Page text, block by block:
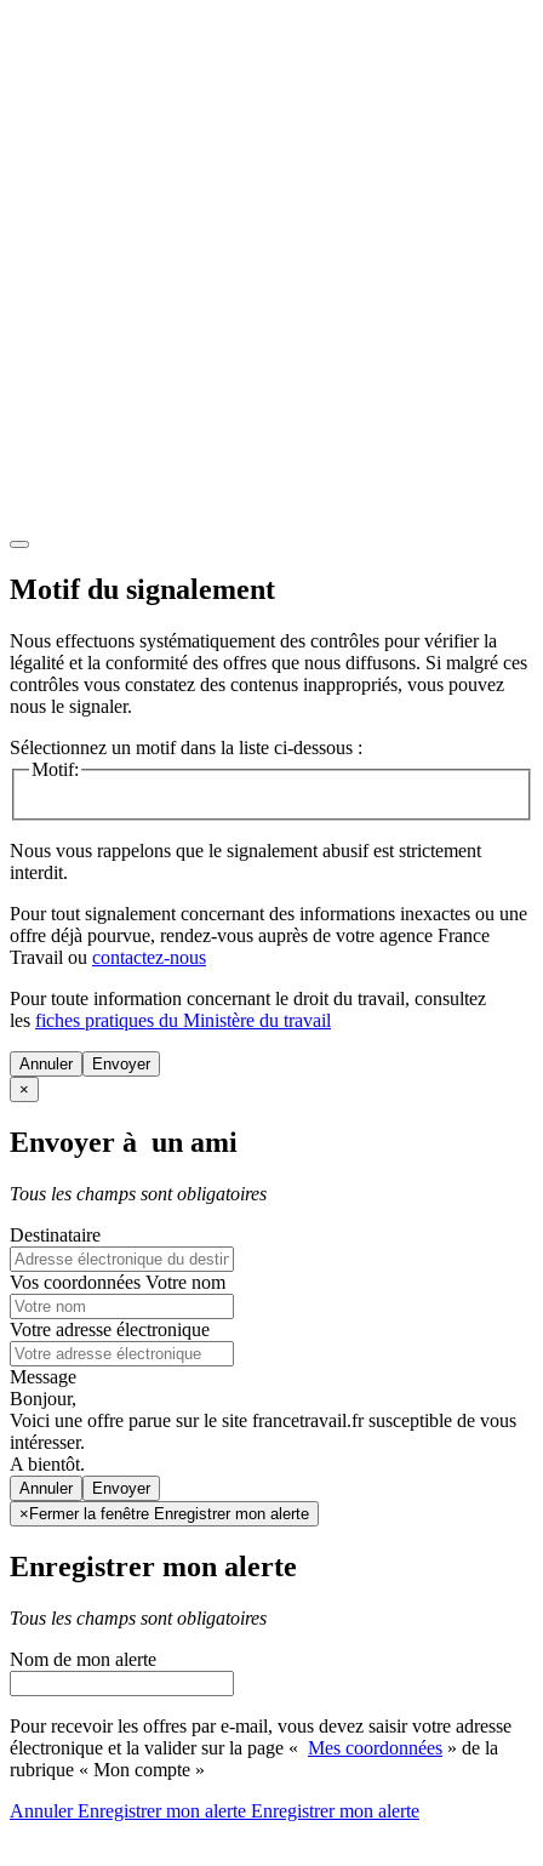
Motif du signalement
Nous effectuons systématiquement des contrôles pour vérifier la
légalité et la conformité des offres que nous diffusons. Si malgré ces
contrôles vous constatez des contenus inappropriés, vous pouvez
nous le signaler.
Sélectionnez un motif dans la liste ci-dessous :
Motif:
Nous vous rappelons que le signalement abusif est strictement
interdit.
Pour tout signalement concernant des informations inexactes ou une
offre déjà pourvue, rendez-vous auprès de votre agence France
Travail ou contactez-nous
Pour toute information concernant le droit du travail, consultez
les fiches pratiques du Ministère du travail
Annuler
×
Envoyer à un ami
Tous les champs sont obligatoires
Destinataire
Vos coordonnées Votre nom
Votre adresse électronique
Message
Bonjour,
Voici une offre parue sur le site francetravail.fr susceptible de vous
intéresser.
A bientôt.
Annuler
× Fermer la fenêtre Enregistrer mon alerte
Enregistrer mon alerte
Tous les champs sont obligatoires
Nom de mon alerte
Pour recevoir les offres par e-mail, vous devez saisir votre adresse
électronique et la valider sur la page « Mes coordonnées » de la
rubrique « Mon compte »
AnnulerEnregistrer mon alerte Enregistrermon alerte